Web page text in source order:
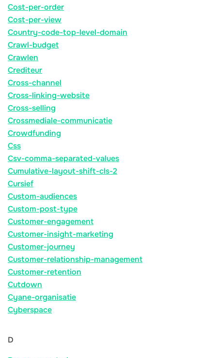
Cost-per-order
Cost-per-view
Country-code-top-level-domain
Crawl-budget
Crawlen
Crediteur
Cross-channel
Cross-linking-website
Cross-selling
Crossmediale-communicatie
Crowdfunding
Css
Csv-comma-separated-values
Cumulative-layout-shift-cls-2
Cursief
Custom-audiences
Custom-post-type
Customer-engagement
Customer-insight-marketing
Customer-journey
Customer-relationship-management
Customer-retention
Cutdown
Cyane-organisatie
Cyberspace
D